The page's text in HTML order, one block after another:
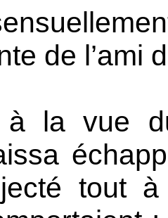
de l’ami
à la vue
tout